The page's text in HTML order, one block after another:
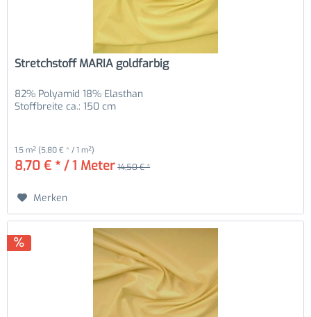
Stretchstoff MARIA goldfarbig
82% Polyamid 18% Elasthan
Stoffbreite ca.: 150 cm
1.5 m² (5,80 € * / 1 m²)
8,70 € * / 1 Meter 14,50 € *
Merken